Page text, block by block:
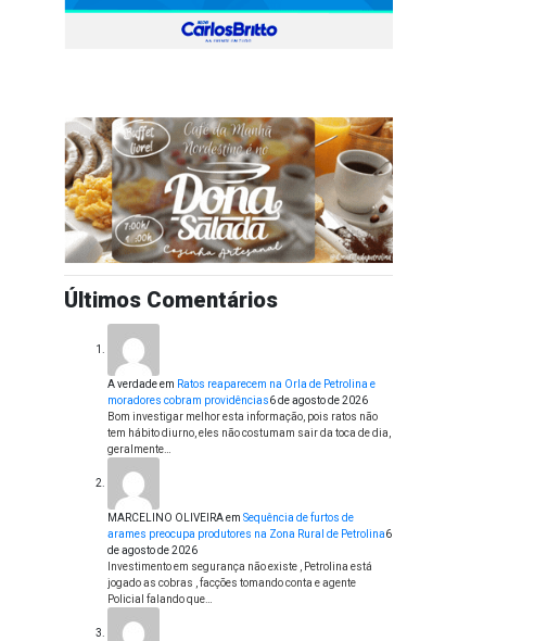
Últimos Comentários
A verdadeem Ratos reaparecem na Orla de Petrolina e
moradores cobram providências6 de agosto de 2026
Bom investigar melhor esta informação, pois ratos não
tem hábito diurno, eles não costumam sair da toca de dia,
geralmente…
MARCELINO OLIVEIRAem Sequência de furtos de
arames preocupa produtores na Zona Rural de Petrolina6
de agosto de 2026
Investimento em segurança não existe , Petrolina está
jogado as cobras , facções tomando conta e agente
Policial falando que…